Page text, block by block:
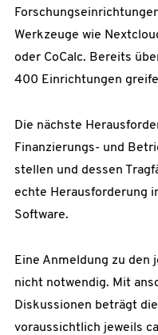
Werkzeuge wie
oder CoCalc. Bereits
400 Einrichtungen
Die nächste
Finanzierungs- und
stellen und dessen
echte Herausforderung
Software.
Eine Anmeldung zu den
nicht notwendig. Mit
Diskussionen beträgt
voraussichtlich jeweils